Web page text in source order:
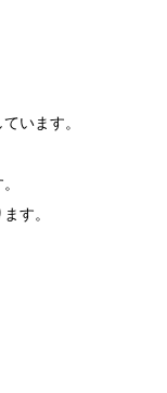
います。
す。